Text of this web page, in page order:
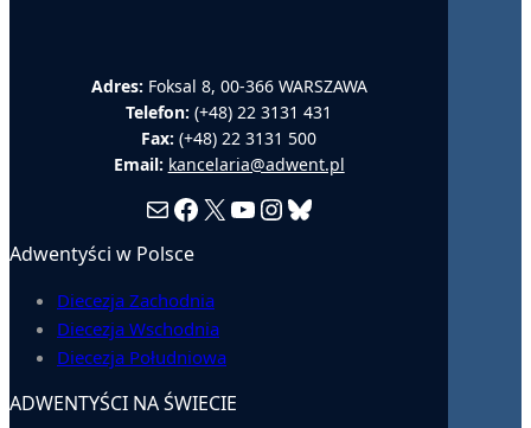
Adres: Foksal 8, 00-366 WARSZAWA
Telefon: (+48) 22 3131 431
Fax: (+48) 22 3131 500
Email: kancelaria@adwent.pl
MailFacebook
X YouTube
Instagram
Bluesky
Adwentyści w Polsce
Diecezja Zachodnia
Diecezja Wschodnia
Diecezja Południowa
ADWENTYŚCI NA ŚWIECIE